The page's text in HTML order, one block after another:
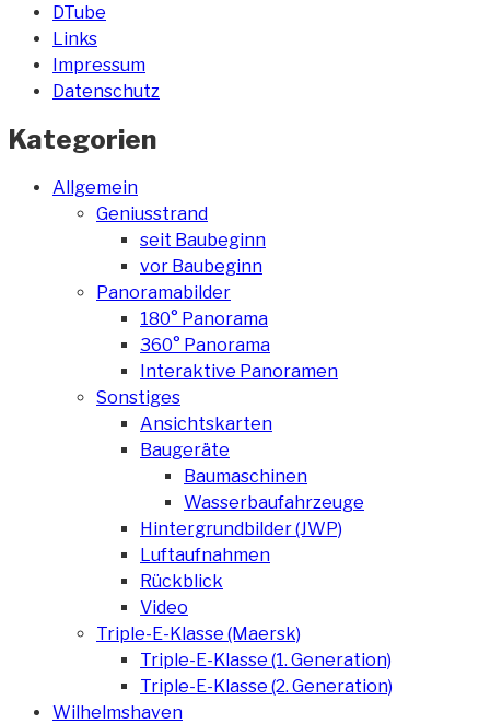
DTube
Links
Impressum
Datenschutz
Kategorien
Allgemein
Geniusstrand
seit Baubeginn
vor Baubeginn
Panoramabilder
180° Panorama
360° Panorama
Interaktive Panoramen
Sonstiges
Ansichtskarten
Baugeräte
Baumaschinen
Wasserbaufahrzeuge
Hintergrundbilder (JWP)
Luftaufnahmen
Rückblick
Video
Triple-E-Klasse (Maersk)
Triple-E-Klasse (1. Generation)
Triple-E-Klasse (2. Generation)
Wilhelmshaven